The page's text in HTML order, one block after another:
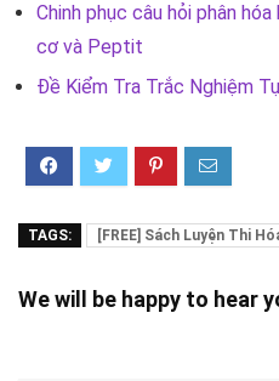
Chinh phục câu hỏi phân
cơ và Peptit
Đề Kiểm Tra Trắc Nghiệm
TAGS: [FREE] Sách Luyện Thi
We will be happy to hear